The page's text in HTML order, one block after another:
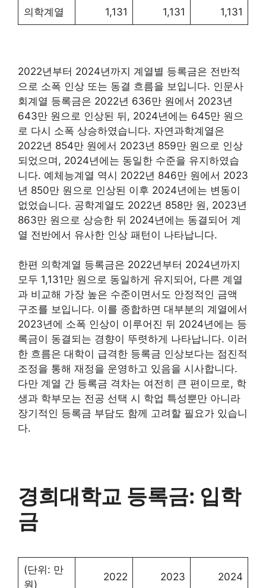
의학계열 1,131 1,131 1,131
2022년부터 2024년까지 계열별 등록금은 전반적
으로 소폭 인상 또는 동결 흐름을 보입니다. 인문사
회계열 등록금은 2022년 636만 원에서 2023년
643만 원으로 인상된 뒤, 2024년에는 645만 원으
로 다시 소폭 상승하였습니다. 자연과학계열은
2022년 854만 원에서 2023년 859만 원으로 인상
되었으며, 2024년에는 동일한 수준을 유지하였습
니다. 예체능계열 역시 2022년 846만 원에서 2023
년 850만 원으로 인상된 이후 2024년에는 변동이
없었습니다. 공학계열도 2022년 858만 원, 2023년
863만 원으로 상승한 뒤 2024년에는 동결되어 계
열 전반에서 유사한 인상 패턴이 나타납니다.
한편 의학계열 등록금은 2022년부터 2024년까지
모두 1,131만 원으로 동일하게 유지되어, 다른 계열
과 비교해 가장 높은 수준이면서도 안정적인 금액
구조를 보입니다. 이를 종합하면 대부분의 계열에서
2023년에 소폭 인상이 이루어진 뒤 2024년에는 등
록금이 동결되는 경향이 뚜렷하게 나타납니다. 이러
한 흐름은 대학이 급격한 등록금 인상보다는 점진적
조정을 통해 재정을 운영하고 있음을 시사합니다.
다만 계열 간 등록금 격차는 여전히 큰 편이므로, 학
생과 학부모는 전공 선택 시 학업 특성뿐만 아니라
장기적인 등록금 부담도 함께 고려할 필요가 있습니
다.
경희대학교 등록금: 입학
금
(단위: 만
원)
2022 2023 2024